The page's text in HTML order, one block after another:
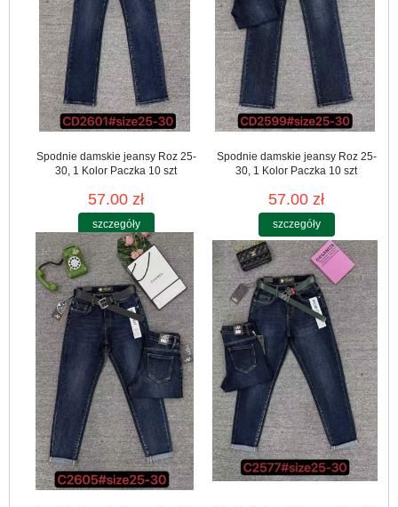
Spodnie damskie jeansy Roz 25-
30, 1 Kolor Paczka 10 szt
57.00 zł
szczegóły
Spodnie damskie jeansy Roz 25-
30, 1 Kolor Paczka 10 szt
57.00 zł
szczegóły